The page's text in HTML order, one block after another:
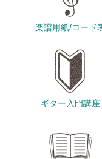
楽譜用紙/コード
ギター入門講座